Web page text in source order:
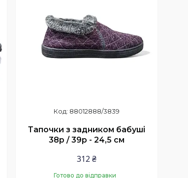
88012888/3839
Тапочки з задником бабуші
38р / 39р - 24,5 см
312 ₴
Готово до відправки